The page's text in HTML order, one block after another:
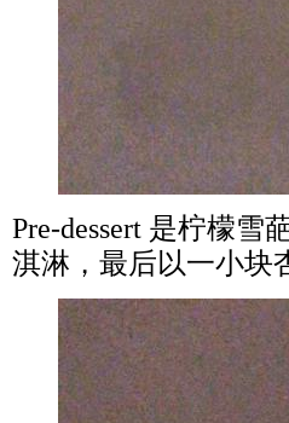
Pre-dessert 是柠檬
淇淋，最后以一小块